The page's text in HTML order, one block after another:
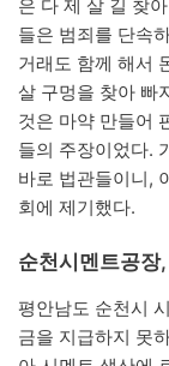
은 다 제 살 길 찾
들은 범죄를 단속
거래도 함께 해서
살 구멍을 찾아 빠
것은 마약 만들어
들의 주장이었다.
바로 법관들이니,
회에 제기했다.
순천시멘트공장
평안남도 순천시
금을 지급하지 못